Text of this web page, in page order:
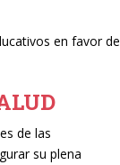
en favor de
de las
su plena